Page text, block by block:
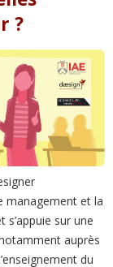
?
management et la
sur une
auprès
du